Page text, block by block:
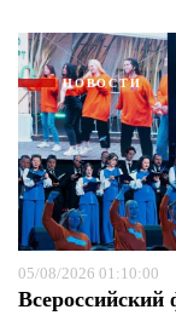
НОВОСТИ
05/08/2026 01:10:00